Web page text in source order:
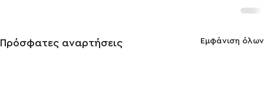
Πρόσφατες αναρτήσεις Εμφάνιση όλων